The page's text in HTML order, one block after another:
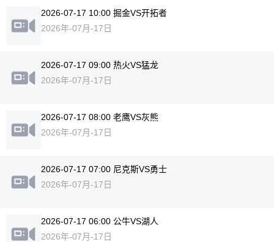
2026-07-17 10:00 掘金VS开拓者
2026年-07月-17日
2026-07-17 09:00 热火VS猛龙
2026年-07月-17日
2026-07-17 08:00 老鹰VS灰熊
2026年-07月-17日
2026-07-17 07:00 尼克斯VS勇士
2026年-07月-17日
2026-07-17 06:00 公牛VS湖人
2026年-07月-17日